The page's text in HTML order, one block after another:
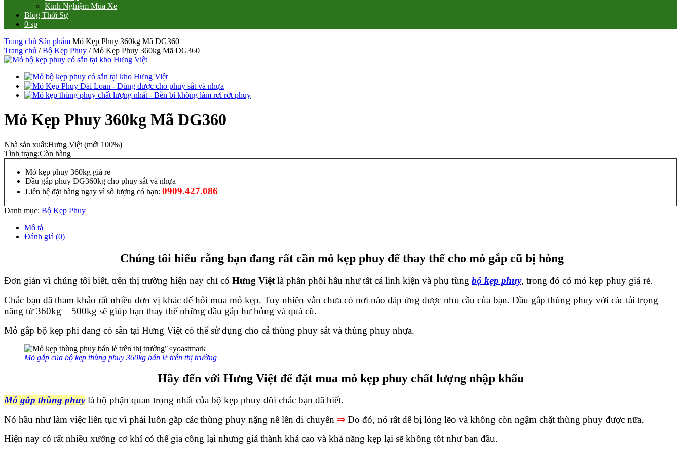
Kinh Nghiệm Mua Xe
Blog Thời Sự
0 sp
Trang chủ Sản phẩm Mỏ Kẹp Phuy 360kg Mã DG360
Trang chủ /Bộ Kẹp Phuy / Mỏ Kẹp Phuy 360kg Mã DG360
Mỏ Kẹp Phuy 360kg Mã DG360
Nhà sản xuất:Hưng Việt (mới 100%)
Tình trạng:Còn hàng
Mỏ kẹp phuy 360kg giá rẻ
Đầu gắp phuy DG360kg cho phuy sắt và nhựa
Liên hệ đặt hàng ngay vì số lượng có hạn: 0909.427.086
Danh mục: Bộ Kẹp Phuy
Mô tả
Đánh giá (0)
Chúng tôi hiểu rằng bạn đang rất cần mỏ kẹp phuy để thay thế cho mỏ gắp cũ bị hỏng
Đơn giản vì chúng tôi biết, trên thị trường hiện nay chỉ có Hưng Việt là phân phối hầu như tất cả linh kiện và phụ tùng bộ kẹp phuy, trong đó có mỏ kẹp phuy giá rẻ.
Chắc bạn đã tham khảo rất nhiều đơn vị khác để hỏi mua mỏ kẹp. Tuy nhiên vẫn chưa có nơi nào đáp ứng được nhu cầu của bạn. Đầu gắp thùng phuy với các tải trọng
nâng từ 360kg – 500kg sẽ giúp bạn thay thế những đầu gắp hư hỏng và quá cũ.
Mỏ gắp bộ kẹp phi đang có sẵn tại Hưng Việt có thể sử dụng cho cả thùng phuy sắt và thùng phuy nhựa.
Mỏ gắp của bộ kẹp thùng phuy 360kg bán lẻ trên thị trường
Hãy đến với Hưng Việt để đặt mua mỏ kẹp phuy chất lượng nhập khẩu
Mỏ gắp thùng phuylà bộ phận quan trọng nhất của bộ kẹp phuy đôi chắc bạn đã biết.
Nó hầu như làm việc liên tục vì phải luôn gắp các thùng phuy nặng nề lên di chuyển ⇒ Do đó, nó rất dễ bị lỏng lẽo và không còn ngậm chặt thùng phuy được nữa.
Hiện nay có rất nhiều xưởng cơ khí có thể gia công lại nhưng giá thành khá cao và khả năng kẹp lại sẽ không tốt như ban đầu.